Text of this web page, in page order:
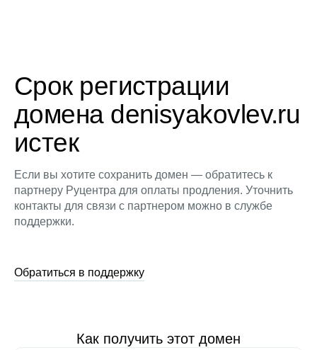
Срок регистрации
домена denisyakovlev.ru
истек
Если вы хотите сохранить домен — обратитесь к
партнеру Руцентра для оплаты продления. Уточнить
контакты для связи с партнером можно в службе
поддержки.
Обратиться в поддержку
Как получить этот домен